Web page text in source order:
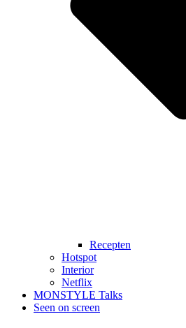
Recepten
Hotspot
Interior
Netflix
MONSTYLE Talks
Seen on screen